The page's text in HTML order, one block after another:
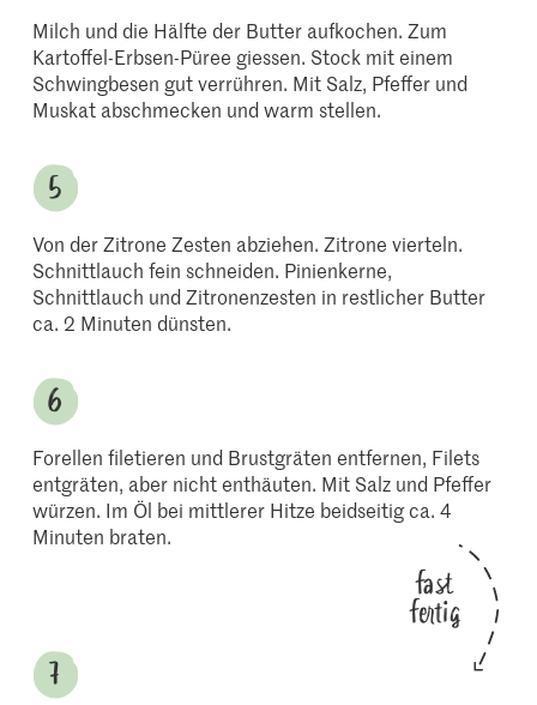
Milch und die Hälfte der Butter aufkochen. Zum
Kartoffel-Erbsen-Püree giessen. Stock mit einem
Schwingbesen gut verrühren. Mit Salz, Pfeffer und
Muskat abschmecken und warm stellen.
Von der Zitrone Zesten abziehen. Zitrone vierteln.
Schnittlauch fein schneiden. Pinienkerne,
Schnittlauch und Zitronenzesten in restlicher Butter
ca. 2 Minuten dünsten.
Forellen filetieren und Brustgräten entfernen, Filets
entgräten, aber nicht enthäuten. Mit Salz und Pfeffer
würzen. Im Öl bei mittlerer Hitze beidseitig ca. 4
Minuten braten.
fast
fertig